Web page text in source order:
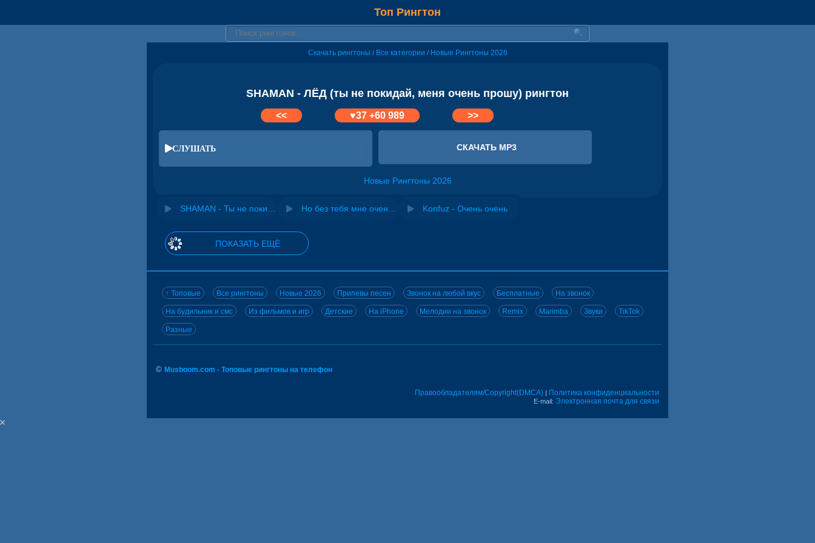
Топ Рингтон
Скачать рингтоны / Все категории / Новые Рингтоны 2026
SHAMAN - ЛЁД (ты не покидай, меня очень прошу) рингтон
<< ♥37 +60 989 >>
СЛУШАТЬ СКАЧАТЬ MP3
Новые Рингтоны 2026
Konfuz - Очень очень
ПОКАЗАТЬ ЕЩЁ
↑ Топовые Все рингтоны Новые 2026 Припевы песен Звонок на любой вкус Бесплатные На звонок
На будильник и смс Из фильмов и игр Детские На iPhone Мелодии на звонок Remix Marimba Звуки TikTok
Разные
© Musboom.com - Топовые рингтоны на телефон
Правообладателям/Copyright(DMCA) | Политика конфиденциальности
E-mail: Электронная почта для связи